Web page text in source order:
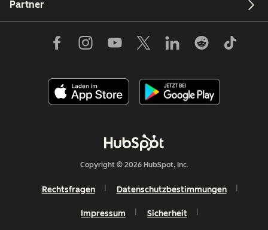
Partner
Copyright © 2026 HubSpot, Inc.
Rechtsfragen Datenschutzbestimmungen
Impressum Sicherheit